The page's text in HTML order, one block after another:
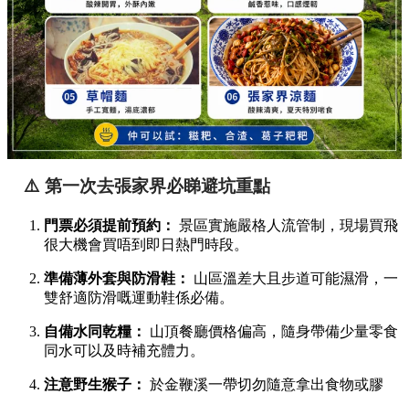
⚠️ 第一次去張家界必睇避坑重點
門票必須提前預約： 景區實施嚴格人流管制，現場買飛
很大機會買唔到即日熱門時段。
準備薄外套與防滑鞋：
山區溫差大且步道可能濕滑，一
雙舒適防滑嘅運動鞋係必備。
自備水同乾糧：
山頂餐廳價格偏高，隨身帶備少量零食
同水可以及時補充體力。
注意野生猴子： 於金鞭溪一帶切勿隨意拿出食物或膠